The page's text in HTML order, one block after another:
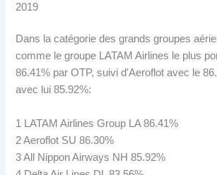
2019
Dans la catégorie des grands groupes
comme le groupe LATAM Airlines le plus
86.41% par OTP, suivi d'Aeroflot avec le
avec lui 85.92%:
1 LATAM Airlines Group LA 86.41%
2 Aeroflot SU 86.30%
3 All Nippon Airways NH 85.92%